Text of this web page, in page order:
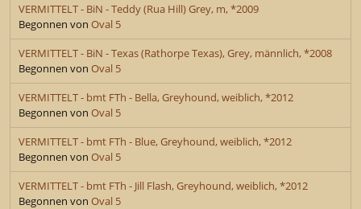
VERMITTELT - BiN - Teddy (Rua Hill) Grey, m, *2009
Begonnen von Oval 5
VERMITTELT - BiN - Texas (Rathorpe Texas), Grey, männlich, *2008
Begonnen von Oval 5
VERMITTELT - bmt FTh - Bella, Greyhound, weiblich, *2012
Begonnen von Oval 5
VERMITTELT - bmt FTh - Blue, Greyhound, weiblich, *2012
Begonnen von Oval 5
VERMITTELT - bmt FTh - Jill Flash, Greyhound, weiblich, *2012
Begonnen von Oval 5